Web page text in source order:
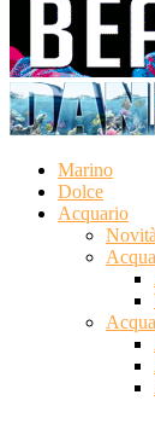
Marino
Dolce
Acquario